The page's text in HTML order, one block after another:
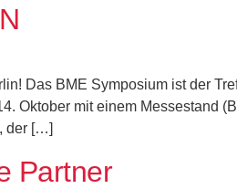
Das BME Symposium ist der
Oktober mit einem Messestand
der […]
Partner